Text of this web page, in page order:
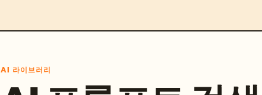
AI 라이브러리